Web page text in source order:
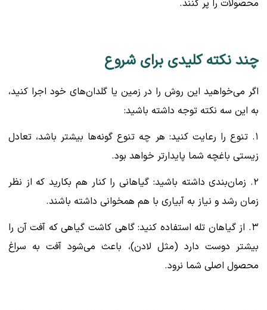
محصولات را پر کنند.
چند نکته کلیدی برای شروع
اگر می‌خواهید این روش را در زمین یا گلدان‌های خود اجرا کنید،
به این سه نکته توجه داشته باشید:
۱. تنوع را رعایت کنید: هر چه تنوع گونه‌ها بیشتر باشد، تعادل
زیستی باغچه شما پایدارتر خواهد بود.
۲. زمان‌بندی داشته باشید: گیاهانی را کنار هم بکارید که از نظر
زمان رشد و نیاز به آبیاری با هم همخوانی داشته باشند.
۳. از گیاهان تله استفاده کنید: گاهی کاشت گیاهی که آفت آن را
بیشتر دوست دارد (مثل لادن)، باعث می‌شود آفت به سراغ
محصول اصلی شما نرود.